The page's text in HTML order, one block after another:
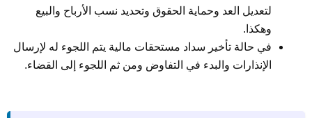
لتعديل العد وحماية الحقوق وتحديد نسب الأرباح والبيع
وهكذا.
في حالة تأخير سداد مستحقات مالية يتم اللجوء له لإرسال
الإنذارات والبدء في التفاوض ومن ثم اللجوء إلى القضاء.